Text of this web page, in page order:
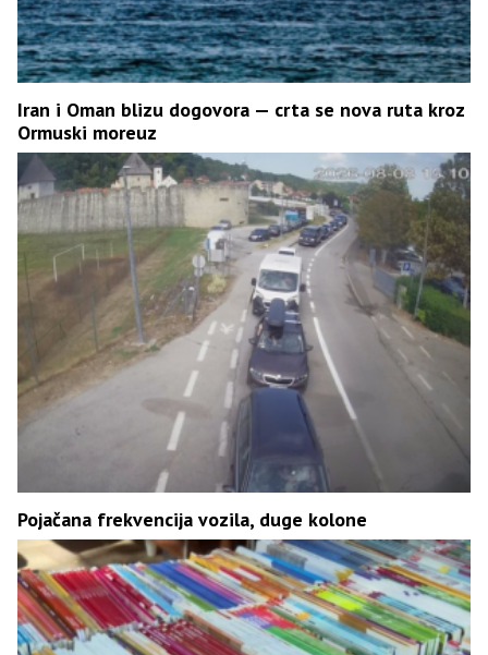
Iran i Oman blizu dogovora — crta se nova ruta kroz
Ormuski moreuz
Pojačana frekvencija vozila, duge kolone